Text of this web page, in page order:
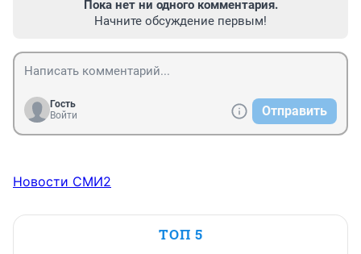
Пока нет ни одного комментария.
Начните обсуждение первым!
Гость
Войти
Отправить
Новости СМИ2
ТОП 5